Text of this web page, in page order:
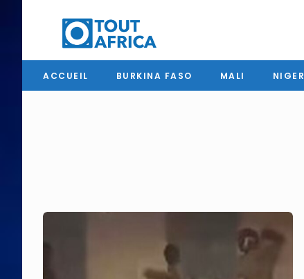
ACCUEIL BURKINA FASO MALI NIGER